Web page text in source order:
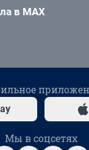
в MAX
Мы в соцсетях